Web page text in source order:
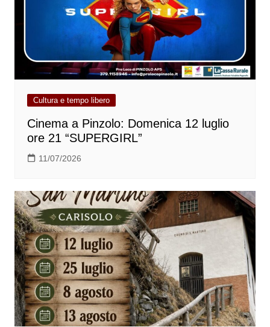
Cultura e tempo libero
Cinema a Pinzolo: Domenica 12 luglio
ore 21 “SUPERGIRL”
11/07/2026